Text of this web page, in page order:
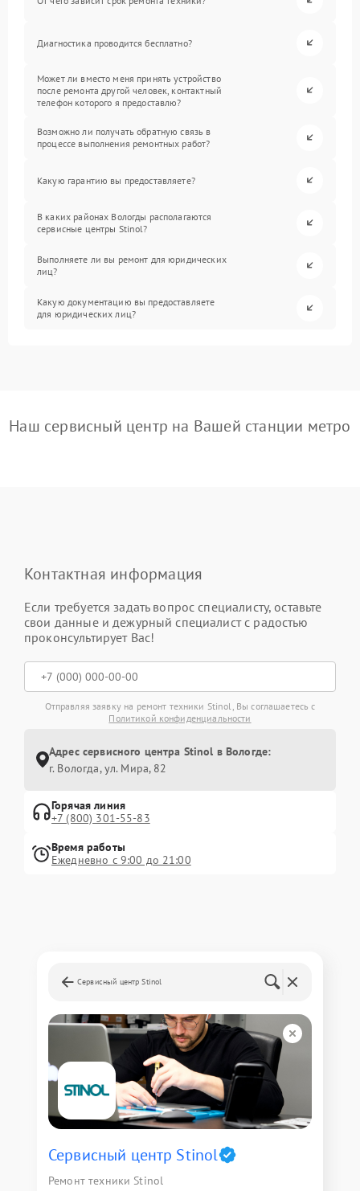
Диагностика проводится бесплатно?
Может ли вместо меня принять устройство
после ремонта другой человек, контактный
телефон которого я предоставлю?
Возможно ли получать обратную связь в
процессе выполнения ремонтных работ?
Какую гарантию вы предоставляете?
В каких районах Вологды располагаются
сервисные центры Stinol?
Выполняете ли вы ремонт для юридических
лиц?
Какую документацию вы предоставляете
для юридических лиц?
Наш сервисный центр на Вашей станции метро
Контактная информация
Если требуется задать вопрос специалисту, оставьте
свои данные и дежурный специалист с радостью
проконсультирует Вас!
Отправляя заявку на ремонт техники Stinol, Вы соглашаетесь с
Политикой конфиденциальности
Адрес сервисного центра Stinol в Вологде:
г. Вологда, ул. Мира, 82
Горячая линия
+7 (800) 301-55-83
Время работы
Ежедневно с 9:00 до 21:00
Сервисный центр Stinol
Сервисный центр Stinol
Ремонт техники Stinol